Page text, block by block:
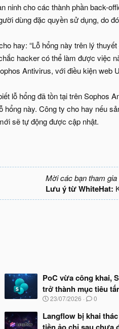
ninh cho các thành phần back-
dùng đặc quyền sử dụng, do
hay: “Lỗ hổng này trên lý
hacker có thể làm được việc
Antivirus, với điều kiện
lỗ hổng đã tồn tại trên Sophos
hổng này. Công ty cho hay nếu
sẽ tự động được cập nhật.
Mời các bạn tham gia
Lưu ý từ WhiteHat:
PoC vừa công khai,
trở thành mục tiêu
N
à
23/07/2026 0
Langflow bị khai